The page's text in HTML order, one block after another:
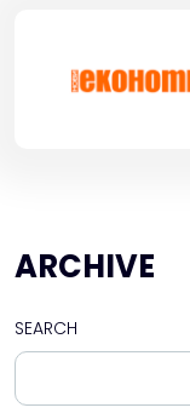
ARCHIVE
SEARCH